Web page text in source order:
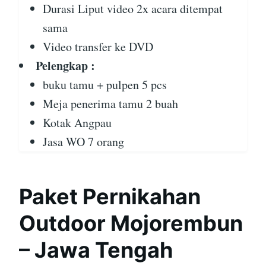
Durasi Liput video 2x acara ditempat
sama
Video transfer ke DVD
Pelengkap :
buku tamu + pulpen 5 pcs
Meja penerima tamu 2 buah
Kotak Angpau
Jasa WO 7 orang
Paket Pernikahan
Outdoor Mojorembun
– Jawa Tengah